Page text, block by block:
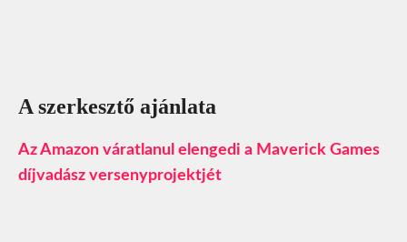
A szerkesztő ajánlata
Az Amazon váratlanul elengedi a Maverick Games
díjvadász versenyprojektjét